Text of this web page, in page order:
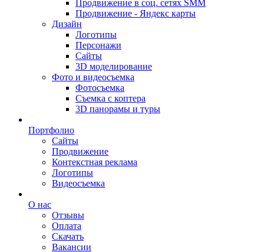
Продвижение в соц. сетях SMM
Продвижение - Яндекс карты
Дизайн
Логотипы
Персонажи
Сайты
3D моделирование
Фото и видеосъемка
Фотосъемка
Съемка с коптера
3D панорамы и туры
Портфолио
Сайты
Продвижение
Контекстная реклама
Логотипы
Видеосъемка
О нас
Отзывы
Оплата
Скачать
Вакансии